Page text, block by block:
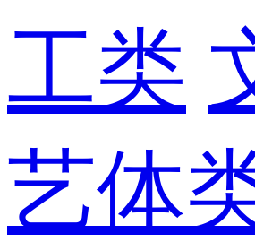
工类
艺体